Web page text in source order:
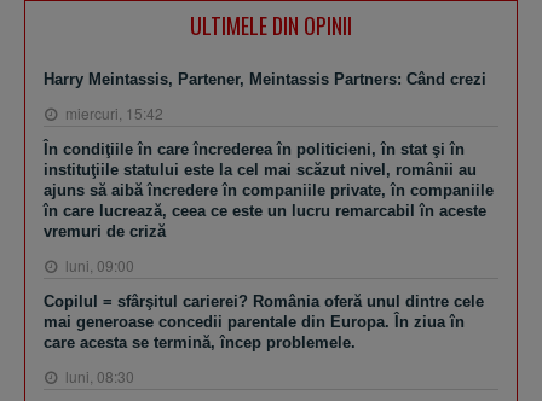
ULTIMELE DIN OPINII
Harry Meintassis, Partener, Meintassis Partners: Când crezi
miercuri, 15:42
În condiţiile în care încrederea în politicieni, în stat şi în
instituţiile statului este la cel mai scăzut nivel, românii au
ajuns să aibă încredere în companiile private, în companiile
în care lucrează, ceea ce este un lucru remarcabil în aceste
vremuri de criză
luni, 09:00
Copilul = sfârşitul carierei? România oferă unul dintre cele
mai generoase concedii parentale din Europa. În ziua în
care acesta se termină, încep problemele.
luni, 08:30